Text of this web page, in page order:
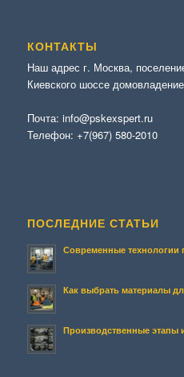
КОНТАКТЫ
Наш адрес г. Москва,
Киевского шоссе
Почта: info@pskexspert.ru
Телефон: +7(967) 580-2010
ПОСЛЕДНИЕ СТАТЬИ
Современные
Как выбрать материалы
Производственные этапы